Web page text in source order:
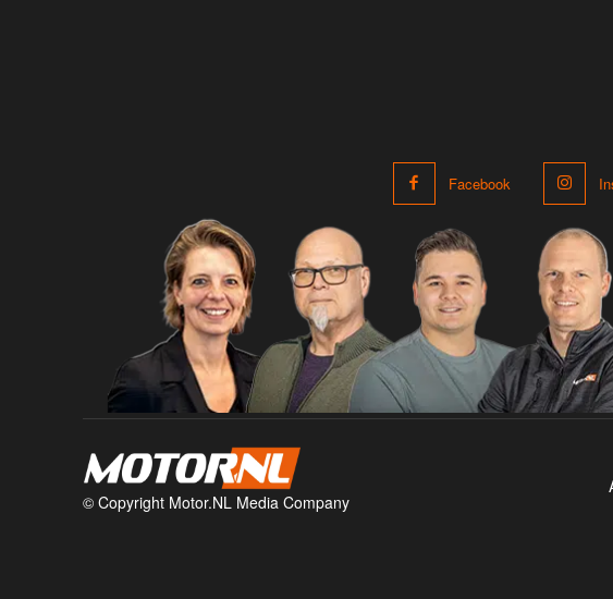
Facebook
© Copyright Motor.NL Media Company